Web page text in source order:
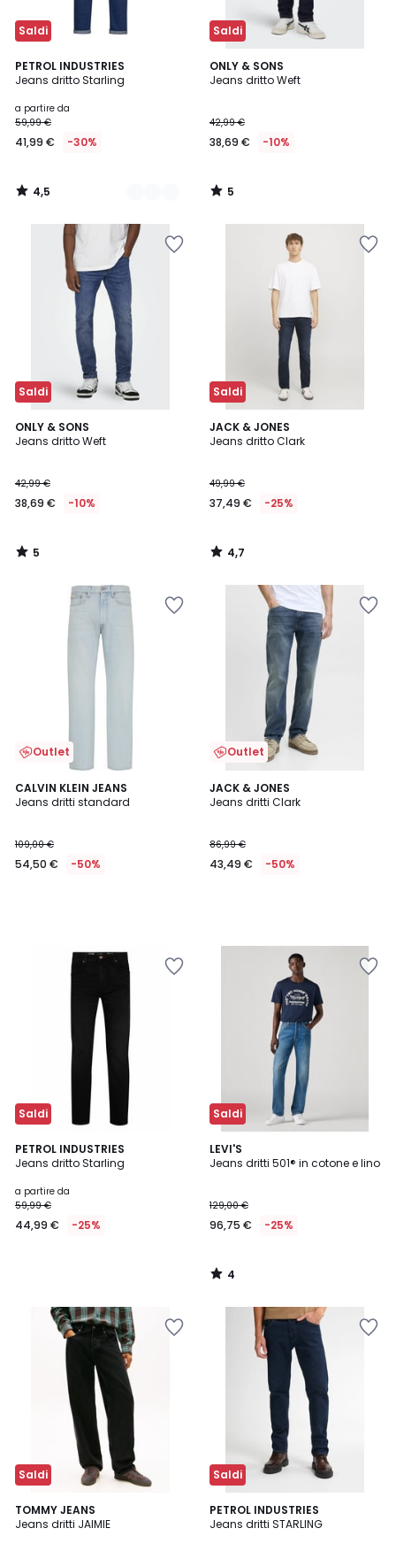
Saldi
PETROL INDUSTRIES
Jeans dritto Starling
a partire da
59,99 €
41,99 € -30%
4,5
/ 5
3
Colori
4,5
/
Saldi
ONLY & SONS
Jeans dritto Weft
42,99 €
38,69 € -10%
5
/
5
/
Saldi
ONLY & SONS
Jeans dritto Weft
42,99 €
38,69 € -10%
5
/
5
/
Saldi
JACK & JONES
Jeans dritto Clark
49,99 €
37,49 € -25%
4,7
/ 5
4,7
/
Outlet
CALVIN KLEIN JEANS
Jeans dritti standard
109,00 €
54,50 € -50%
Outlet
JACK & JONES
Jeans dritti Clark
86,99 €
43,49 € -50%
Saldi
PETROL INDUSTRIES
Jeans dritto Starling
a partire da
59,99 €
44,99 € -25%
Saldi
LEVI'S
Jeans dritti 501® in cotone e lino
129,00 €
96,75 € -25%
4
/
4
/
Saldi
TOMMY JEANS
Jeans dritti JAIMIE
Saldi
PETROL INDUSTRIES
Jeans dritti STARLING